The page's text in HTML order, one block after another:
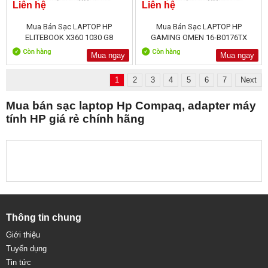
Liên hệ
Mua Bán Sạc LAPTOP HP
ELITEBOOK X360 1030 G8
Mua ngay
Liên hệ
Mua Bán Sạc LAPTOP HP
GAMING OMEN 16-B0176TX
Mua ngay
1 2 3 4 5 6 7 Next
Mua bán sạc laptop Hp Compaq, adapter máy
tính HP giá rẻ chính hãng
Thông tin chung
Giới thiệu
Tuyển dụng
Tin tức